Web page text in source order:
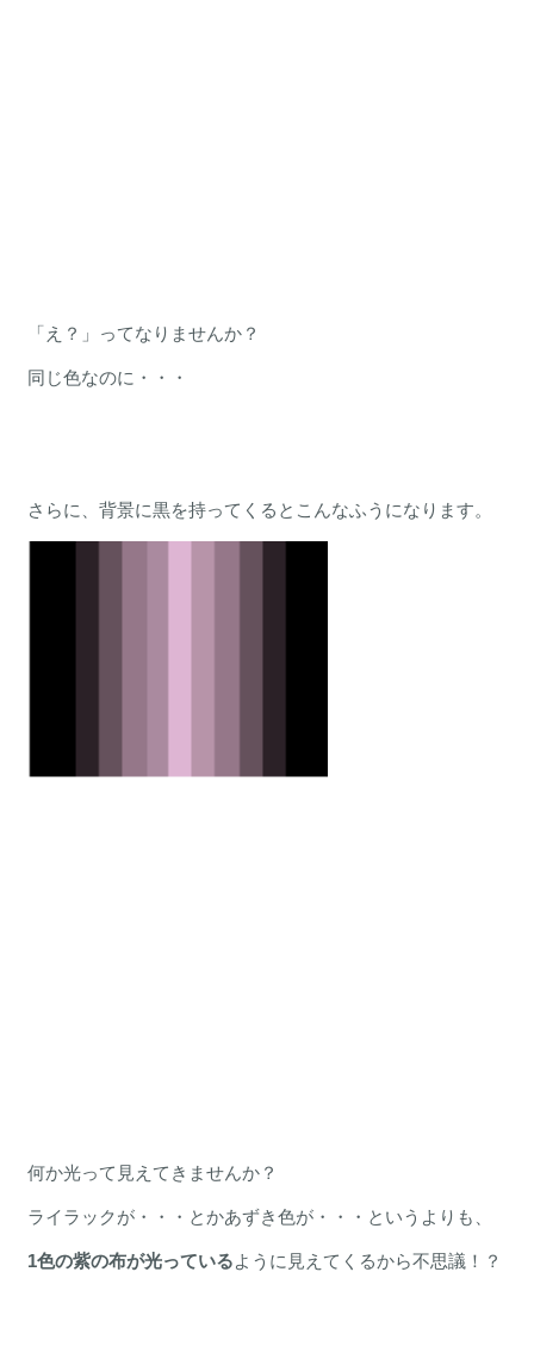
「え？」ってなりませんか？
同じ色なのに・・・
さらに、背景に黒を持ってくるとこんなふうになります。
何か光って見えてきませんか？
ライラックが・・・とかあずき色が・・・というよりも、
1色の紫の布が光っているように見えてくるから不思議！？